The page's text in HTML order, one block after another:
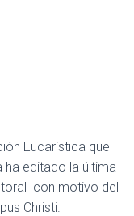
Eucarística que
ha editado la última
con motivo del
Christi.